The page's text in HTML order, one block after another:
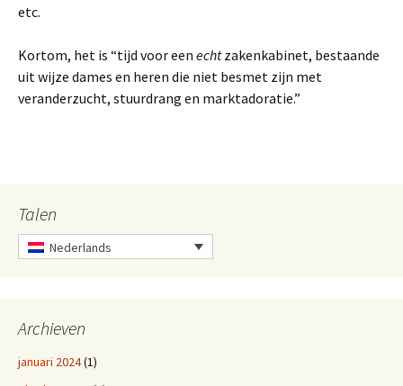
etc.
Kortom, het is “tijd voor een echtzakenkabinet, bestaande
uit wijze dames en heren die niet besmet zijn met
veranderzucht, stuurdrang en marktadoratie.”
Talen
Nederlands
Archieven
januari 2024(1)